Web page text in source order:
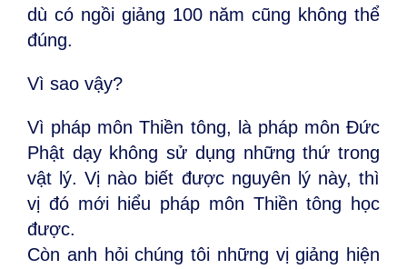
dù có ngồi giảng 100 năm cũng không thể
đúng.
Vì sao vậy?
Vì pháp môn Thiền tông, là pháp môn Đức
Phật dạy không sử dụng những thứ trong
vật lý. Vị nào biết được nguyên lý này, thì
vị đó mới hiểu pháp môn Thiền tông học
được.
Còn anh hỏi chúng tôi những vị giảng hiện